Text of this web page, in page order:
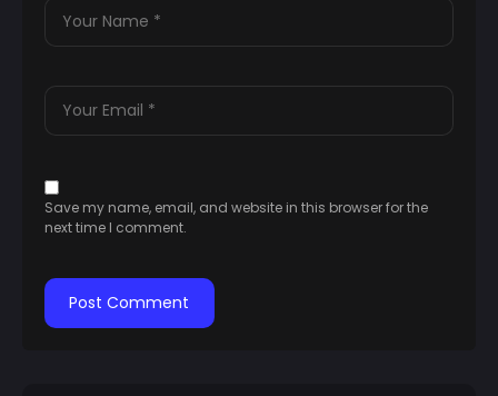
Save my name, email, and website in this browser for the
next time I comment.